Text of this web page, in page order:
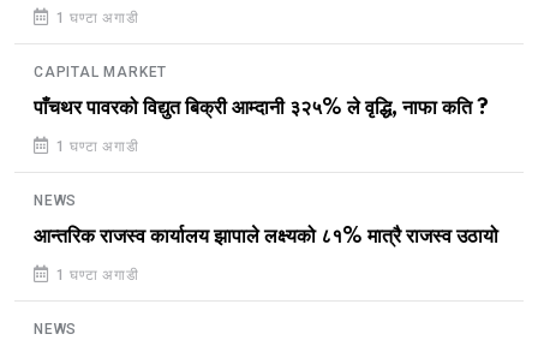
1 घण्टा अगाडी
CAPITAL MARKET
पाँचथर पावरको विद्युत बिक्री आम्दानी ३२५% ले वृद्धि, नाफा कति ?
1 घण्टा अगाडी
NEWS
आन्तरिक राजस्व कार्यालय झापाले लक्ष्यको ८१% मात्रै राजस्व उठायो
1 घण्टा अगाडी
NEWS